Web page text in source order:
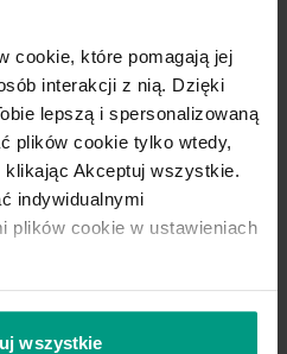
cookie, które pomagają jej
interakcji z nią. Dzięki
lepszą i spersonalizowaną
plików cookie tylko wtedy,
Akceptuj wszystkie.
indywidualnymi
plików cookie w ustawieniach
wszystkie